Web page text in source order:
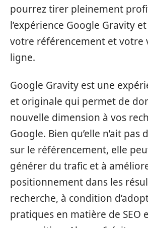
pourrez tirer pleinement
l’expérience Google Gravity
votre référencement et votre
ligne.
Google Gravity est une
et originale qui permet de
nouvelle dimension à vos
Google. Bien qu’elle n’ait pas
sur le référencement, elle
générer du trafic et à
positionnement dans les
recherche, à condition
pratiques en matière de SEO